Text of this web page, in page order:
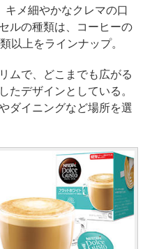
キメ細やかなクレマの口
ルの種類は、コーヒーの
以上をラインナップ。
ムで、どこまでも広がる
たデザインとしている。
ダイニングなど場所を選